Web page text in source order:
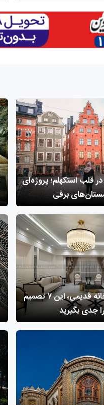
قلب استکهلم؛ پروژه‌ای
برفی
قبل از بازسازی خانه قدیمی، این ۷ تصمیم
جدی بگیرید